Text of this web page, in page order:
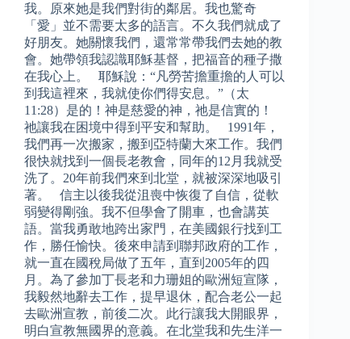
我。原來她是我們對街的鄰居。我也驚奇
「愛」並不需要太多的語言。不久我們就成了
好朋友。她關懷我們，還常常帶我們去她的教
會。她帶領我認識耶穌基督，把福音的種子撒
在我心上。 耶穌說：“凡勞苦擔重擔的人可以
到我這裡來，我就使你們得安息。”（太
11:28）是的！神是慈愛的神，祂是信實的！
祂讓我在困境中得到平安和幫助。 1991年，
我們再一次搬家，搬到亞特蘭大來工作。我們
很快就找到一個長老教會，同年的12月我就受
洗了。20年前我們來到北堂，就被深深地吸引
著。 信主以後我從沮喪中恢復了自信，從軟
弱變得剛強。我不但學會了開車，也會講英
語。當我勇敢地跨出家門，在美國銀行找到工
作，勝任愉快。後來申請到聯邦政府的工作，
就一直在國稅局做了五年，直到2005年的四
月。為了參加丁長老和力珊姐的歐洲短宣隊，
我毅然地辭去工作，提早退休，配合老公一起
去歐洲宣教，前後二次。此行讓我大開眼界，
明白宣教無國界的意義。在北堂我和先生洋一